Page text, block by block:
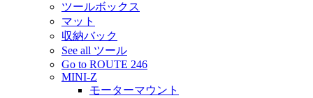
ツールボックス
マット
収納バック
See all ツール
Go to ROUTE 246
MINI-Z
モーターマウント